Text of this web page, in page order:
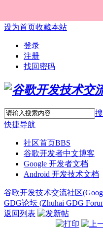
设为首页收藏本站
登录
注册
找回密码
快捷导航
社区首页BBS
谷歌开发者中文博客
Google 开发者文档
Android 开发技术文档
谷歌开发技术交流社区
GDG论坛 (Zhuhai GDG
返回列表